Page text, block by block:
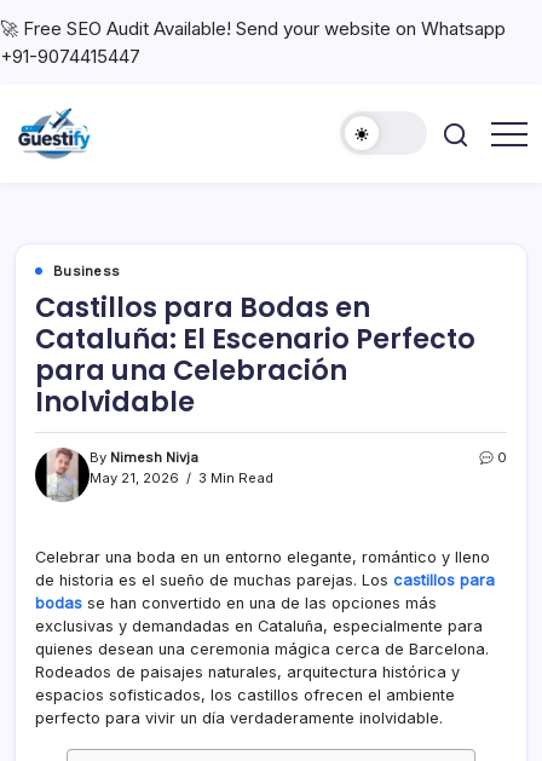
🚀 Free SEO Audit Available! Send your website on Whatsapp
+91-9074415447
Business
Castillos para Bodas en
Cataluña: El Escenario Perfecto
para una Celebración
Inolvidable
By Nimesh Nivja
May 21, 2026
3 Min Read
0
Celebrar una boda en un entorno elegante, romántico y lleno
de historia es el sueño de muchas parejas. Los castillos para
bodas se han convertido en una de las opciones más
exclusivas y demandadas en Cataluña, especialmente para
quienes desean una ceremonia mágica cerca de Barcelona.
Rodeados de paisajes naturales, arquitectura histórica y
espacios sofisticados, los castillos ofrecen el ambiente
perfecto para vivir un día verdaderamente inolvidable.